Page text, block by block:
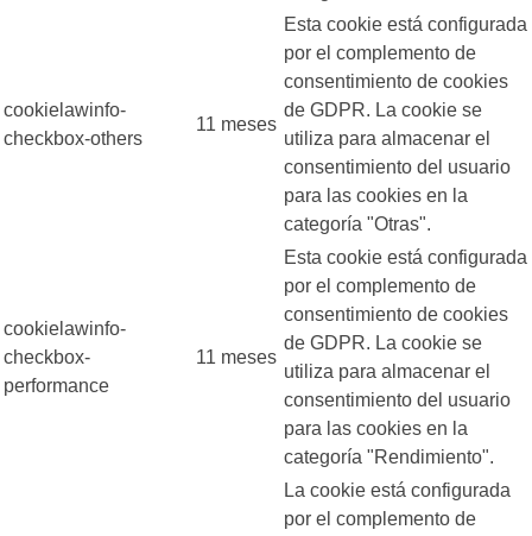
cookielawinfo-
checkbox-others
11 meses
Esta cookie está configurada
por el complemento de
consentimiento de cookies
de GDPR. La cookie se
utiliza para almacenar el
consentimiento del usuario
para las cookies en la
categoría "Otras".
cookielawinfo-
checkbox-
performance
11 meses
Esta cookie está configurada
por el complemento de
consentimiento de cookies
de GDPR. La cookie se
utiliza para almacenar el
consentimiento del usuario
para las cookies en la
categoría "Rendimiento".
La cookie está configurada
por el complemento de